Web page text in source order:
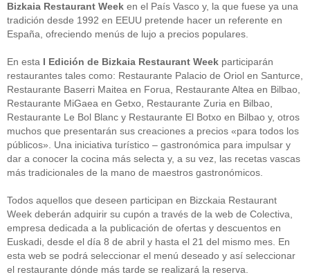
Bizkaia Restaurant Week en el País Vasco y, la que fuese ya una
tradición desde 1992 en EEUU pretende hacer un referente en
España, ofreciendo menús de lujo a precios populares.
En esta I Edición de Bizkaia Restaurant Week participarán
restaurantes tales como: Restaurante Palacio de Oriol en Santurce,
Restaurante Baserri Maitea en Forua, Restaurante Altea en Bilbao,
Restaurante MiGaea en Getxo, Restaurante Zuria en Bilbao,
Restaurante Le Bol Blanc y Restaurante El Botxo en Bilbao y, otros
muchos que presentarán sus creaciones a precios «para todos los
públicos». Una iniciativa turístico – gastronómica para impulsar y
dar a conocer la cocina más selecta y, a su vez, las recetas vascas
más tradicionales de la mano de maestros gastronómicos.
Todos aquellos que deseen participan en Bizckaia Restaurant
Week deberán adquirir su cupón a través de la web de Colectiva,
empresa dedicada a la publicación de ofertas y descuentos en
Euskadi, desde el día 8 de abril y hasta el 21 del mismo mes. En
esta web se podrá seleccionar el menú deseado y así seleccionar
el restaurante dónde más tarde se realizará la reserva.